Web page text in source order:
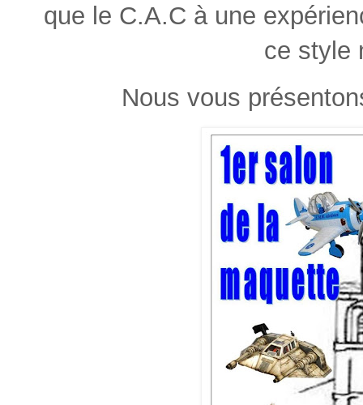
que le C.A.C à une
ce style
Nous vous